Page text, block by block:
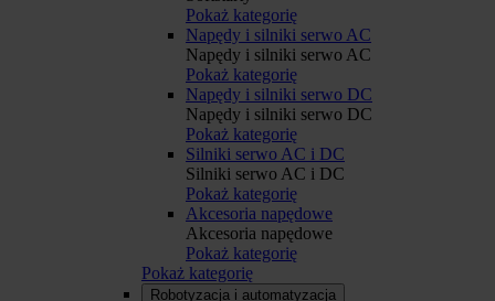
Pokaż kategorię
Napędy i silniki serwo AC
Napędy i silniki serwo AC
Pokaż kategorię
Napędy i silniki serwo DC
Napędy i silniki serwo DC
Pokaż kategorię
Silniki serwo AC i DC
Silniki serwo AC i DC
Pokaż kategorię
Akcesoria napędowe
Akcesoria napędowe
Pokaż kategorię
Pokaż kategorię
Robotyzacja i automatyzacja